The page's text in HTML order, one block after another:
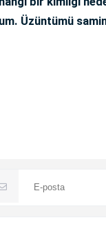
Üzüntümü